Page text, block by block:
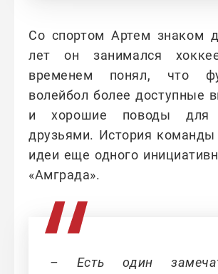
Со спортом Артем знаком
лет он занимался
временем понял, что
волейбол более доступные
и хорошие поводы для
друзьями. История команды
идеи еще одного
«Амграда».
– Есть один